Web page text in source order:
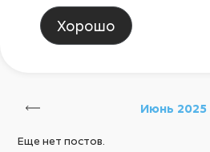
Июнь 2025
Еще нет постов.
Хорошо